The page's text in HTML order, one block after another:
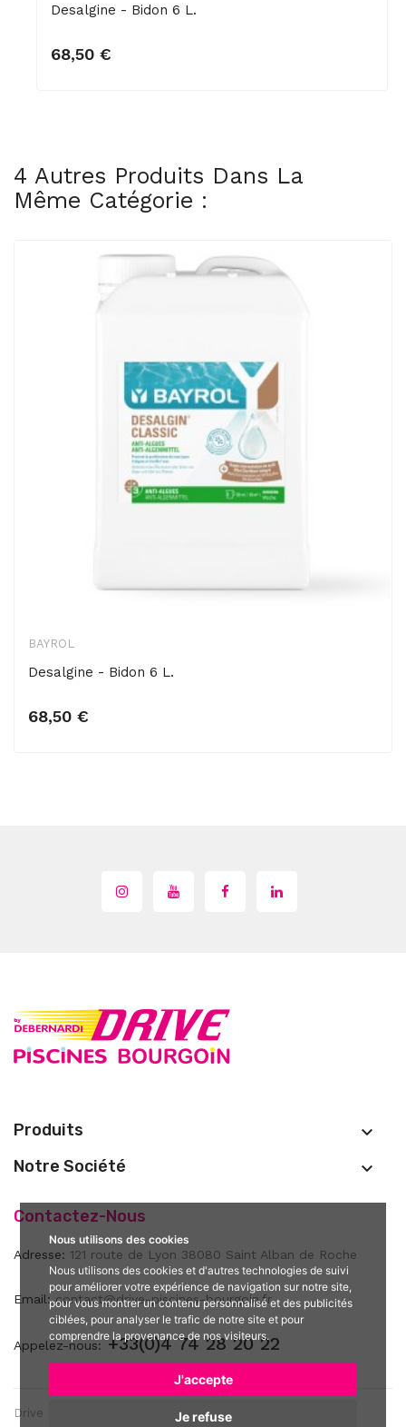
Nous utilisons des cookies
Nous utilisons des cookies et d'autres technologies de suivi
pour améliorer votre expérience de navigation sur notre site,
pour vous montrer un contenu personnalisé et des publicités
ciblées, pour analyser le trafic de notre site et pour
comprendre la provenance de nos visiteurs.
J'accepte
Je refuse
Desalgine - Bidon 6 L.
68,50 €
4 Autres Produits Dans La
Même Catégorie :
BAYROL
Desalgine - Bidon 6 L.
68,50 €
Produits 
Notre Société 
Contactez-Nous
Adresse: 121 route de Lyon 38080 Saint Alban de Roche
Email:contact@drive-piscines-bourgoin.fr
Appelez-nous:+33(0)4 74 28 20 22
Drive Piscines Bourgoin by Debernardi @ 2022 Tous droits